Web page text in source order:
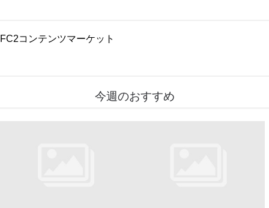
FC2コンテンツマーケット
今週のおすすめ